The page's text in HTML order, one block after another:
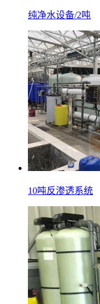
纯净水设备/2吨
10吨反渗透系统